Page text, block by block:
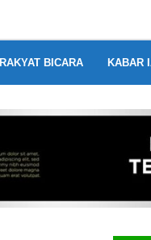
RAKYAT BICARA KABAR